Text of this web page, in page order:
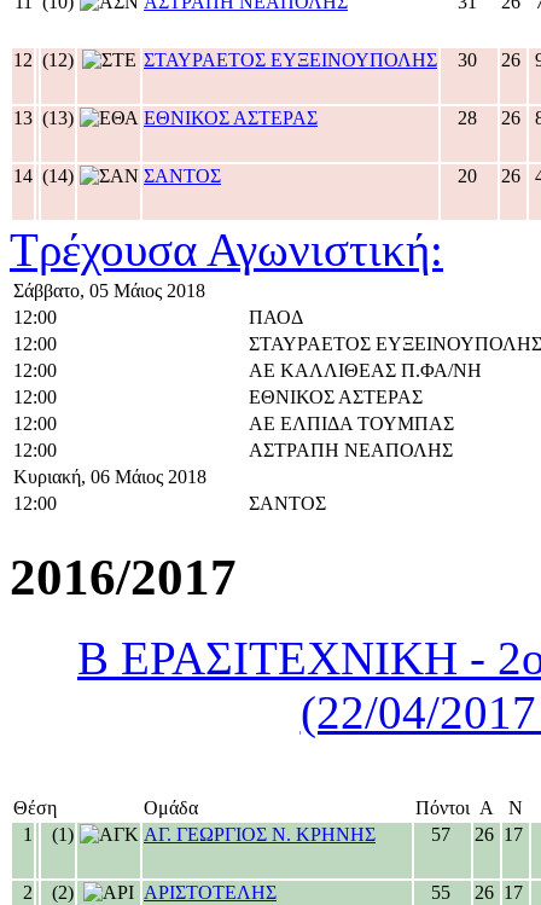
12 (12) ΣΤΑΥΡΑΕΤΟΣ ΕΥΞΕΙΝΟΥΠΟΛΗΣ 30 26
13 (13) ΕΘΝΙΚΟΣ ΑΣΤΕΡΑΣ 28 26
14 (14) ΣΑΝΤΟΣ 20 26
Τρέχουσα Αγωνιστική:
Σάββατο, 05 Μάιος 2018
12:00
ΠΑΟΔ
12:00
ΣΤΑΥΡΑΕΤΟΣ ΕΥΞΕΙΝΟΥΠΟΛΗΣ
12:00
ΑΕ ΚΑΛΛΙΘΕΑΣ Π.ΦΑ/ΝΗ
12:00
ΕΘΝΙΚΟΣ ΑΣΤΕΡΑΣ
12:00
ΑΕ ΕΛΠΙΔΑ ΤΟΥΜΠΑΣ
12:00
ΑΣΤΡΑΠΗ ΝΕΑΠΟΛΗΣ
Κυριακή, 06 Μάιος 2018
12:00
ΣΑΝΤΟΣ
2016/2017
Β ΕΡΑΣΙΤΕΧΝΙΚΗ -
(22/04/
Θέση Ομάδα Πόντοι Α
Ν
1
(1) ΑΓ. ΓΕΩΡΓΙΟΣ Ν. ΚΡΗΝΗΣ 57 26 17
2 (2) ΑΡΙΣΤΟΤΕΛΗΣ 55 26 17